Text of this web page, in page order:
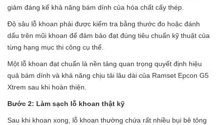
giảm đáng kể khả năng bám dính của hóa chất cấy thép.
Độ sâu lỗ khoan phải được kiểm tra bằng thước đo hoặc đánh
dấu trên mũi khoan để đảm bảo đạt đúng tiêu chuẩn kỹ thuật của
từng hạng mục thi công cụ thể.
Một lỗ khoan đạt chuẩn là nền tảng quan trọng quyết định hiệu
quả bám dính và khả năng chịu tải lâu dài của Ramset Epcon G5
Xtrem sau khi hoàn thiện.
Bước 2: Làm sạch lỗ khoan thật kỹ
Sau khi khoan xong, lỗ khoan thường chứa rất nhiều bụi bê tông